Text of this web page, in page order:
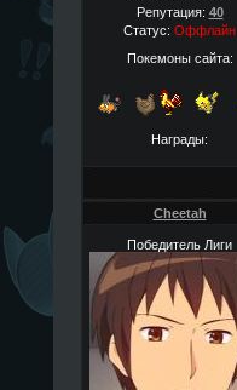
Репутация: 40
Статус: Оффлайн
Покемоны сайта:
Награды:
Cheetah
Победитель Лиги